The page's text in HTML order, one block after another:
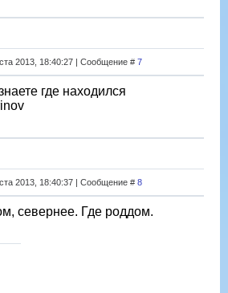
2013, 18:40:27 | Сообщение # 7
где находился
2013, 18:40:37 | Сообщение # 8
севернее. Где роддом.